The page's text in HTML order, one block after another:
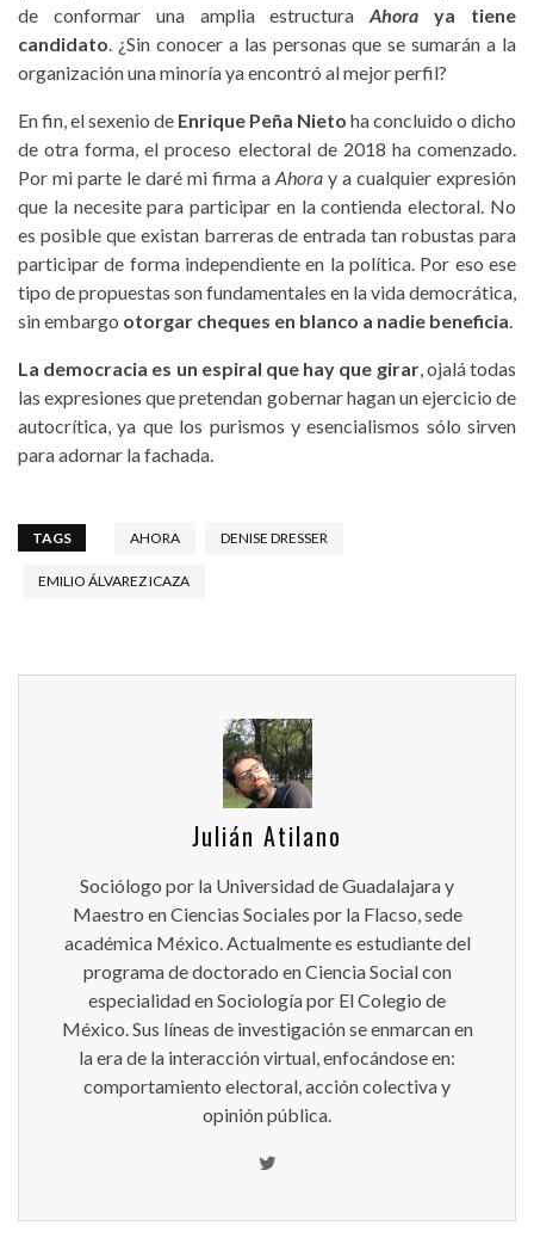
de conformar una amplia estructura Ahora ya tiene
candidato. ¿Sin conocer a las personas que se sumarán a la
organización una minoría ya encontró al mejor perfil?
En fin, el sexenio de Enrique Peña Nieto ha concluido o dicho
de otra forma, el proceso electoral de 2018 ha comenzado.
Por mi parte le daré mi firma a Ahora y a cualquier expresión
que la necesite para participar en la contienda electoral. No
es posible que existan barreras de entrada tan robustas para
participar de forma independiente en la política. Por eso ese
tipo de propuestas son fundamentales en la vida democrática,
sin embargo otorgar cheques en blanco a nadie beneficia.
La democracia es un espiral que hay que girar, ojalá todas
las expresiones que pretendan gobernar hagan un ejercicio de
autocrítica, ya que los purismos y esencialismos sólo sirven
para adornar la fachada.
TAGS AHORA DENISE DRESSER
EMILIO ÁLVAREZ ICAZA
Julián Atilano
Sociólogo por la Universidad de Guadalajara y
Maestro en Ciencias Sociales por la Flacso, sede
académica México. Actualmente es estudiante del
programa de doctorado en Ciencia Social con
especialidad en Sociología por El Colegio de
México. Sus líneas de investigación se enmarcan en
la era de la interacción virtual, enfocándose en:
comportamiento electoral, acción colectiva y
opinión pública.